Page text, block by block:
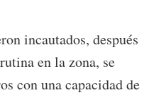
incautados, después
en la zona, se
con una capacidad de